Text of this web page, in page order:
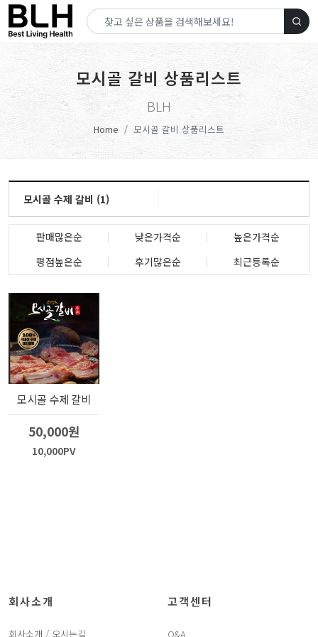
모시골 갈비 상품리스트
BLH
Home 모시골 갈비 상품리스트
모시골 수제 갈비 (1)
판매많은순 낮은가격순
높은가격순
평점높은순
후기많은순 최근등록순
모시골 수제 갈비
50,000원
10,000PV
회사소개
회사소개 / 오시는길
고객센터
Q&A